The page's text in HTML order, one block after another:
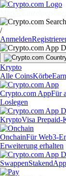
/
Anmelden
Krypto
Alle CoinsKörbeEarn
Crypto.com AppFür
Loslegen
KryptoVisa Prepaid-
OnchainFür Web3-
Erweiterung erhalten
SwappenStaken